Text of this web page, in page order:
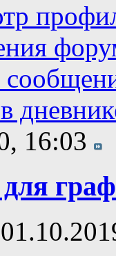
16:03